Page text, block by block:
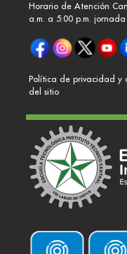
Horario de Atención
a.m. a 5:00 p.m.
Política de privacidad y
del sitio